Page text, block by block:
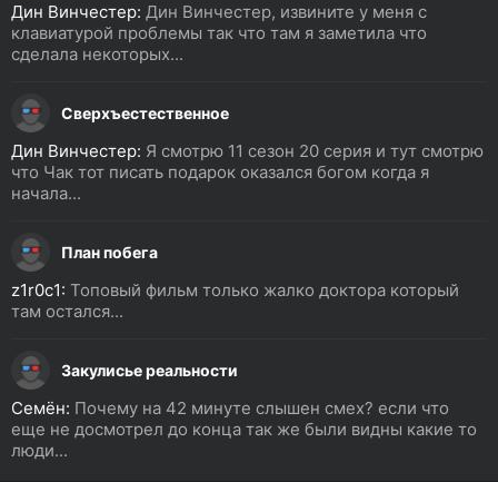
Дин Винчестер: Дин Винчестер, извините у меня с
клавиатурой проблемы так что там я заметила что
сделала некоторых...
Сверхъестественное
Дин Винчестер: Я смотрю 11 сезон 20 серия и тут смотрю
что Чак тот писать подарок оказался богом когда я
начала...
План побега
z1r0c1: Топовый фильм только жалко доктора который
там остался...
Закулисье реальности
Семён: Почему на 42 минуте слышен смех? если что
еще не досмотрел до конца так же были видны какие то
люди...